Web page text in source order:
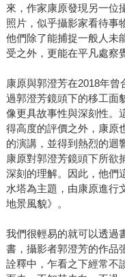
來，作家康原發現另一位
照片，似乎攝影家看待事
他們除了能捕捉一般人未
受之外，更能在平凡處察
康原與郭澄芳在2018年
過郭澄芳鏡頭下的移工面
像更具故事性與深刻性。
得高度的評價之外，康原
的演講，並得到熱烈的迴
康原對郭澄芳鏡頭下所欲
深刻的理解。因此，他們
水塔為主題，由康原進行
地景風貌》。
我們很輕易的就可以透過
書，攝影者郭澄芳的作品
詮釋中，乍看之下經常不